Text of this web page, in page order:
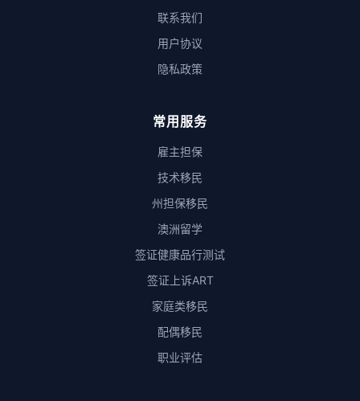
联系我们
用户协议
隐私政策
常用服务
雇主担保
技术移民
州担保移民
澳洲留学
签证健康品行测试
签证上诉ART
家庭类移民
配偶移民
职业评估